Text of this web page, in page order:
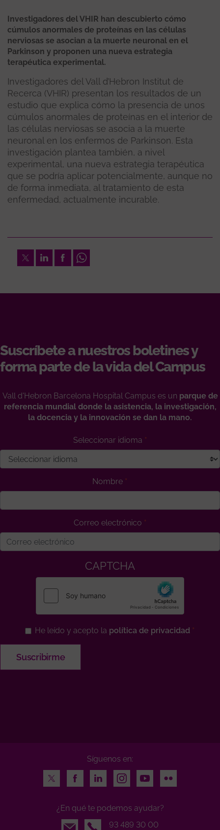
Investigadores del VHIR han descubierto cómo
cúmulos anormales de proteínas en las células
nerviosas se asocian a la muerte neuronal en el
Parkinson y proponen una nueva estrategia
terapéutica experimental.
Investigadores del Vall d’Hebron Institut de
Recerca (VHIR) presentan los resultados de un
estudio que explica cómo la presencia de unos
cúmulos anormales de proteínas en el interior de
las células nerviosas se asocia a la muerte
neuronal en los enfermos de Parkinson. Esta
investigación plantea también, a nivel
experimental, una nueva estrategia terapéutica
que se podría aplicar potencialmente, aunque no
de forma inmediata, al tratamiento de esta
enfermedad, actualmente incurable.
TwitterLinkedInFacebookWhatsapp
Suscríbete a nuestros boletines y
forma parte de la vida del Campus
Vall d'Hebron Barcelona Hospital Campus es un parque de
referencia mundial donde la asistencia, la investigación,
la docencia y la innovación se dan la mano.
Seleccionar idioma
Nombre
Correo electrónico
CAPTCHA
He leído y acepto la política de privacidad
Síguenos en:
Twitter
FacebookLinkedInInstagramYoutubeFlickr
¿En qué te podemos ayudar?
Email
93 489 30 00